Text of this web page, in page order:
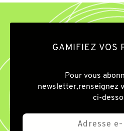
GAMIFIEZ VOS
Pour vous
newsletter,renseignez
ci-